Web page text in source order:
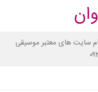
سایت های معتبر موسیقی